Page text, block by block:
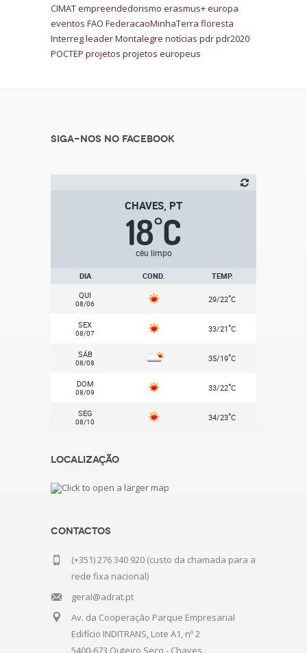
CIMATempreendedorismo erasmus+europa
eventos FAO FederacaoMinhaTerra floresta
InterregleaderMontalegre notícias pdrpdr2020
POCTEP projetos projetos europeus
Siga-nos no Facebook
CHAVES, PT
18°C
céu limpo
DIA COND.
TEMP.
QUI
08/06 29/22°C
SEX
08/07 33/21°C
SÁB
08/08 35/19°C
DOM
08/09 33/22°C
SEG
08/10 34/23°C
Localização
Contactos
(+351) 276 340 920 (custo da chamada para a
rede fixa nacional)
geral@adrat.pt
Av. da Cooperação Parque Empresarial
Edifício INDITRANS, Lote A1, nº 2
5400-673 Outeiro Seco - Chaves